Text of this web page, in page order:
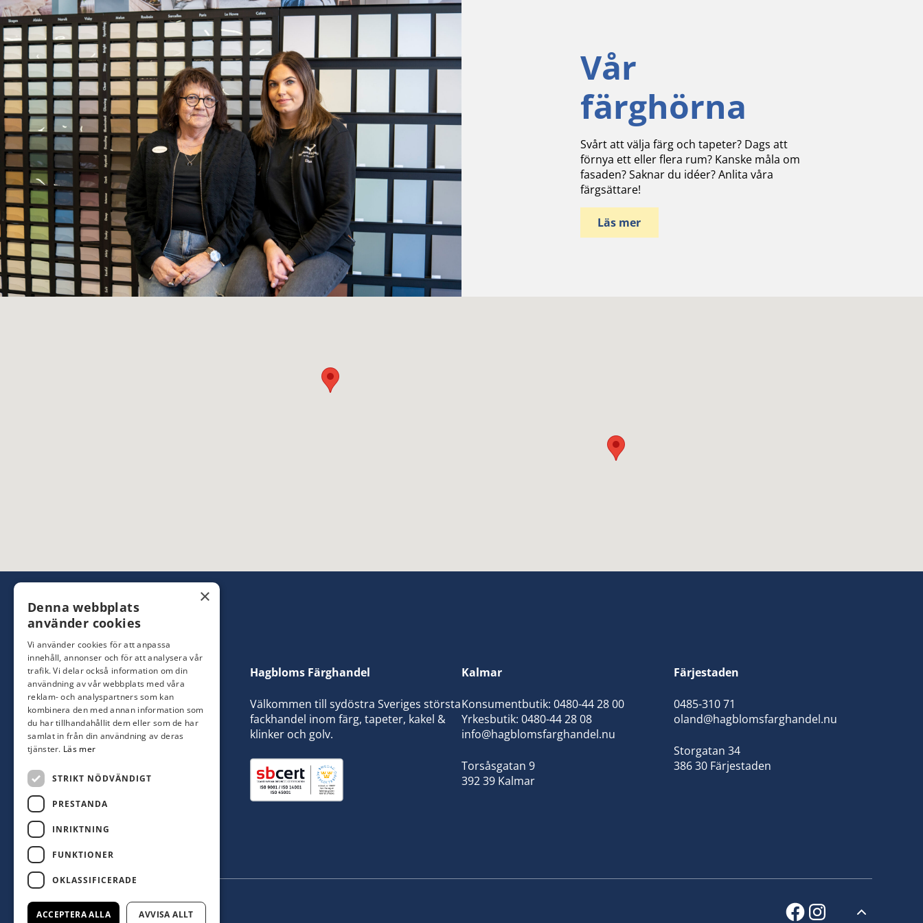
Vår
färghörna
Svårt att välja färg och tapeter? Dags att
förnya ett eller flera rum? Kanske måla om
fasaden? Saknar du idéer? Anlita våra
färgsättare!
Läs mer
Hagbloms Färghandel
Välkommen till sydöstra Sveriges största
fackhandel inom färg, tapeter, kakel &
klinker och golv.
Kalmar
Konsumentbutik: 0480-44 28 00
Yrkesbutik: 0480-44 28 08
info@hagblomsfarghandel.nu
Torsåsgatan 9
392 39 Kalmar
Färjestaden
0485-310 71
oland@hagblomsfarghandel.nu
Storgatan 34
386 30 Färjestaden
facebook
instagram
×
Denna webbplats
använder cookies
Vi använder cookies för att anpassa
innehåll, annonser och för att analysera vår
trafik. Vi delar också information om din
användning av vår webbplats med våra
reklam- och analyspartners som kan
kombinera den med annan information som
du har tillhandahållit dem eller som de har
samlat in från din användning av deras
tjänster. Läs mer
STRIKT NÖDVÄNDIGT
PRESTANDA
INRIKTNING
FUNKTIONER
OKLASSIFICERADE
ACCEPTERA ALLA AVVISA ALLT